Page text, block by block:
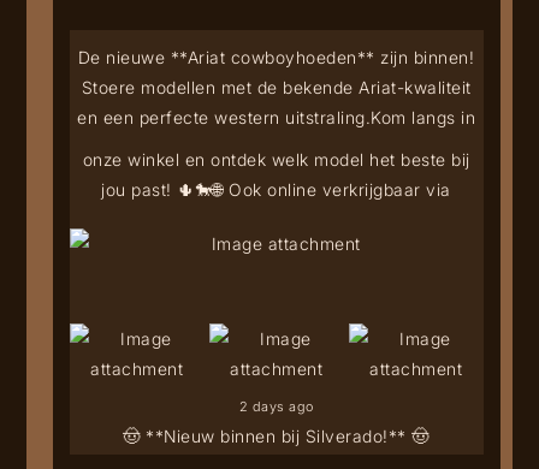
🤠 **Nieuw binnen bij Silverado!** 🤠
De nieuwe **Ariat cowboyhoeden** zijn binnen!
Stoere modellen met de bekende Ariat-kwaliteit
en een perfecte western uitstraling.Kom langs in
onze winkel en ontdek welk model het beste bij
jou past! 🌵🐎🌐 Ook online verkrijgbaar via
2 days ago